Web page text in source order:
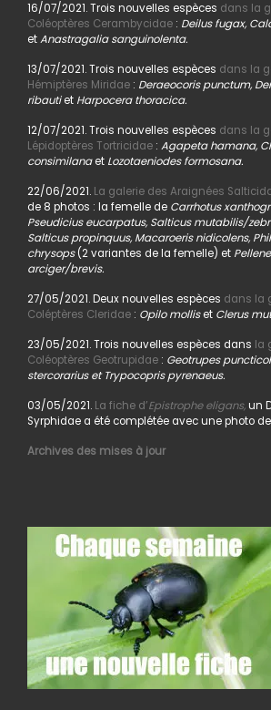
16/07/2021. Trois nouvelles espèces dans la
Coléoptères Cerambycidae: Deilus fugax,
etAnastragalia sanguinolenta.
13/07/2021. Trois nouvelles espèces dans la
Hémiptères Miridae: Deraeocoris punctum,
ribautiet Harpocera thoracica.
12/07/2021. Trois nouvelles espèces dans la
Lépidoptères Tortricidae: Agapeta hamana,
consimilanaet Lozotaeniodes formosana.
22/06/2021. La galerie des Araignées
de 8 photos : la femelle de Carrhotus
Pseudicius eucarpatus, Salticus mutabilis/
Salticus propinquus, Macaroeris nidicolens,
chrysops(2 variantes de la femelle) et
arciger/brevis.
27/05/2021. Deux nouvelles espèces dans la
Coléptères Cleridae: Opilo molliset Clerus
23/05/2021. Trois nouvelles espèces dans la
Coléoptères Geotrupidae: Geotrupes
stercorarius et Trypocopris pyrenaeus.
03/05/2021. La fiche d’Epistrophe eligans,un
Syrphidae a été complétée avec une photo
Archives des mises à jour